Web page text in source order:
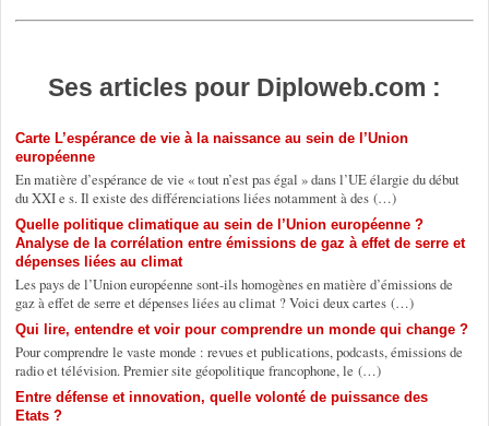
Ses articles pour Diploweb.com :
Carte L’espérance de vie à la naissance au sein de l’Union
européenne
En matière d’espérance de vie « tout n’est pas égal » dans l’UE élargie du début
du XXI e s. Il existe des différenciations liées notamment à des (…)
Quelle politique climatique au sein de l’Union européenne ?
Analyse de la corrélation entre émissions de gaz à effet de serre et
dépenses liées au climat
Les pays de l’Union européenne sont-ils homogènes en matière d’émissions de
gaz à effet de serre et dépenses liées au climat ? Voici deux cartes (…)
Qui lire, entendre et voir pour comprendre un monde qui change ?
Pour comprendre le vaste monde : revues et publications, podcasts, émissions de
radio et télévision. Premier site géopolitique francophone, le (…)
Entre défense et innovation, quelle volonté de puissance des
Etats ?